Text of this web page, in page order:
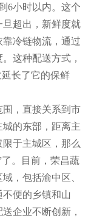
6小时以内。这个
超出，新鲜度就
冷链物流，通过
这种配送方式，
长了它的保鲜
，直接关系到市
的东部，距离主
于主城区，那么
。目前，荣昌蔬
，包括渝中区、
便的乡镇和山
企业不断创新，